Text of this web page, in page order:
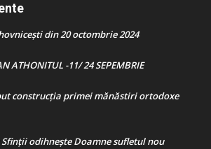
din 20 octombrie 2024
ATHONITUL -11/ 24 SEPEMBRIE
construcţia primei mănăstiri ortodoxe
Sfinții odihnește Doamne sufletul nou